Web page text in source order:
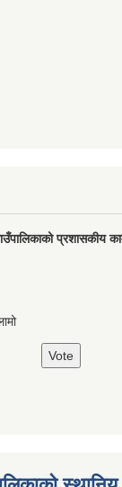
प्रशासकीय